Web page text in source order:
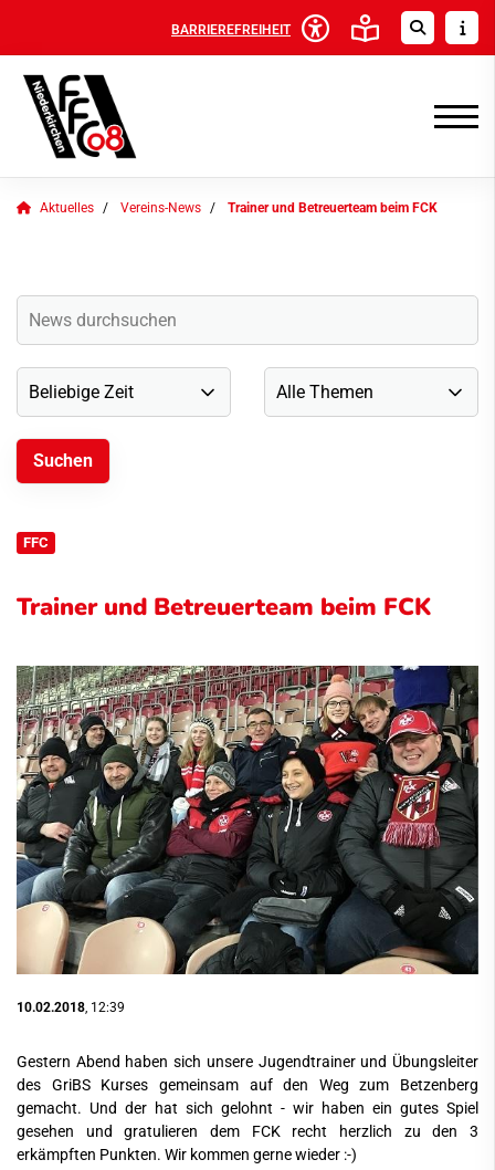
BARRIEREFREIHEIT
Aktuelles Vereins-News Trainer und Betreuerteam beim FCK
FFC
Trainer und Betreuerteam beim FCK
10.02.2018, 12:39
Gestern Abend haben sich unsere Jugendtrainer und Übungsleiter
des GriBS Kurses gemeinsam auf den Weg zum Betzenberg
gemacht. Und der hat sich gelohnt - wir haben ein gutes Spiel
gesehen und gratulieren dem FCK recht herzlich zu den 3
erkämpften Punkten. Wir kommen gerne wieder :-)